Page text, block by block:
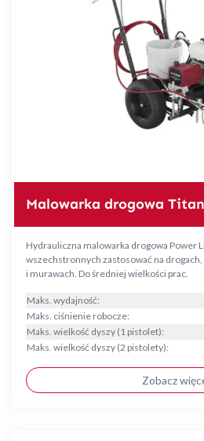
Malowarka drogowa
Hydrauliczna malowarka drogowa Power
wszechstronnych zastosować na drogach,
i murawach. Do średniej wielkości prac.
Maks. wydajność:
Maks. ciśnienie robocze:
Maks. wielkość dyszy (1 pistolet):
Maks. wielkość dyszy (2 pistolety):
Zobacz